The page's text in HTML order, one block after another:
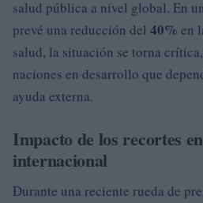
salud pública a nivel global. En
prevé una reducción del 40% en
salud, la situación se torna
naciones en desarrollo que
ayuda externa.
Impacto de los recortes
internacional
Durante una reciente rueda de